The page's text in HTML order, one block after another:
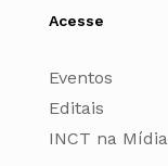
Acesse
Eventos
Editais
INCT na Mídia